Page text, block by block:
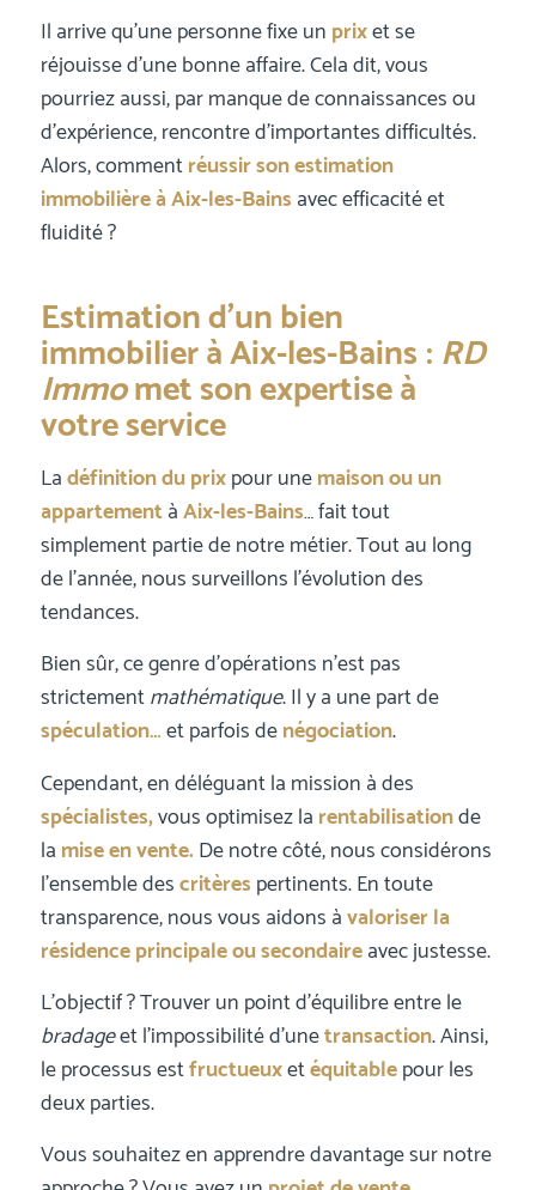
Il arrive qu’une personne fixe un prixet se
réjouisse d’une bonne affaire. Cela dit, vous
pourriez aussi, par manque de connaissances ou
d’expérience, rencontre d’importantes difficultés.
Alors, commentréussir son estimation
immobilière à Aix-les-Bains avec efficacité et
fluidité ?
Estimation d’un bien
immobilier à Aix-les-Bains :RD
Immomet son expertise à
votre service
Ladéfinition du prixpour unemaison ou un
appartementàAix-les-Bains… fait tout
simplement partie de notre métier. Tout au long
de l’année, nous surveillons l’évolution des
tendances.
Bien sûr, ce genre d’opérations n’est pas
strictementmathématique. Il y a une part de
spéculation…et parfois denégociation.
Cependant, en déléguant la mission à des
spécialistes,vous optimisez la rentabilisationde
la mise en vente. De notre côté, nous considérons
l’ensemble descritères pertinents. En toute
transparence, nous vous aidons àvaloriser la
résidence principale ou secondaireavec justesse.
L’objectif ? Trouver un point d’équilibre entre le
bradageet l’impossibilité d’unetransaction. Ainsi,
le processus estfructueuxetéquitablepour les
deux parties.
Vous souhaitez en apprendre davantage sur notre